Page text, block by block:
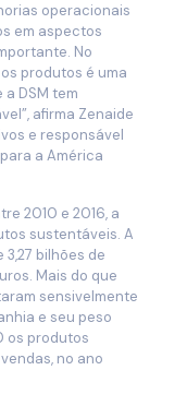
operacionais
em aspectos
No
produtos é uma
DSM tem
afirma Zenaide
e responsável
a América
2010 e 2016, a
sustentáveis. A
bilhões de
Mais do que
sensivelmente
e seu peso
os produtos
no ano